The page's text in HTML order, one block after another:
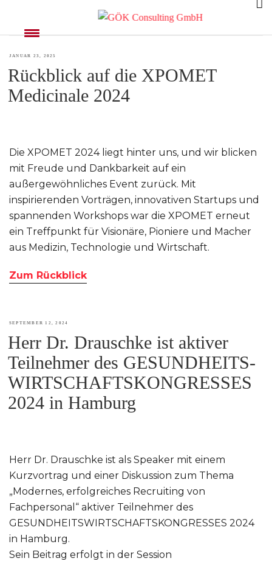
VERÖFFENTLICHT
AM
JANUAR 23, 2025
Rückblick auf die XPOMET
Medicinale 2024
Die XPOMET 2024 liegt hinter uns, und wir blicken
mit Freude und Dankbarkeit auf ein
außergewöhnliches Event zurück. Mit
inspirierenden Vorträgen, innovativen Startups und
spannenden Workshops war die XPOMET erneut
ein Treffpunkt für Visionäre, Pioniere und Macher
aus Medizin, Technologie und Wirtschaft.
Zum Rückblick
VERÖFFENTLICHT
AM
SEPTEMBER 12, 2024
Herr Dr. Drauschke ist aktiver
Teilnehmer des GESUNDHEITS-
WIRTSCHAFTSKONGRESSES
2024 in Hamburg
Herr Dr. Drauschke ist als Speaker mit einem
Kurzvortrag und einer Diskussion zum Thema
„Modernes, erfolgreiches Recruiting von
Fachpersonal“ aktiver Teilnehmer des
GESUNDHEITSWIRTSCHAFTSKONGRESSES 2024
in Hamburg.
Sein Beitrag erfolgt in der Session